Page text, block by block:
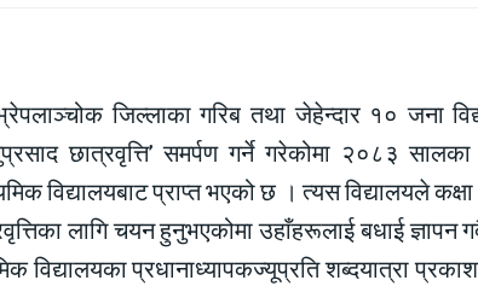
जिल्लाका गरिब तथा जेहेन्दार १० जना
छात्रवृत्ति’ समर्पण गर्ने गरेकोमा २०८३
विद्यालयबाट प्राप्त भएको छ । त्यस विद्यालयले
लागि चयन हुनुभएकोमा उहाँहरूलाई बधाई ज्ञापन
विद्यालयका प्रधानाध्यापकज्यूप्रति शब्दयात्रा